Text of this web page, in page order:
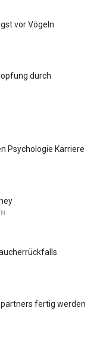
vor Vögeln
durch
Psychologie Karriere
fertig werden